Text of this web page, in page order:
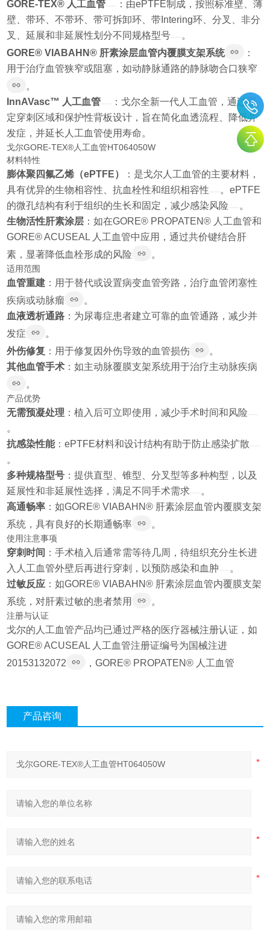
GORE-TEX® 人工血管
：由ePTFE制成，按照标准壁、薄
壁、带环、不带环、带可拆卸环、带Intering环、分叉、非分
叉、延展和非延展性划分不同规格型号
。
GORE® VIABAHN® 肝素涂层血管内覆膜支架系统
：
用于治疗血管狭窄或阻塞，如动静脉通路的静脉吻合口狭窄
。
InnAVasc™ 人工血管
：戈尔全新一代人工血管，通过固
定穿刺区域和保护性背板设计，旨在简化血透流程、降低并
发症，并延长人工血管使用寿命。
戈尔GORE-TEX®人工血管HT064050W
材料特性
膨体聚四氟乙烯（ePTFE）
：是戈尔人工血管的主要材料，
具有优异的生物相容性、抗血栓性和组织相容性
。ePTFE
的微孔结构有利于组织的生长和固定，减少感染风险
。
生物活性肝素涂层 ：如在GORE® PROPATEN® 人工血管和
GORE® ACUSEAL 人工血管中应用，通过共价键结合肝
素，显著降低血栓形成的风险
。
适用范围
血管重建 ：用于替代或设置病变血管旁路，治疗血管闭塞性
疾病或动脉瘤
。
血液透析通路 ：为尿毒症患者建立可靠的血管通路，减少并
发症
。
外伤修复 ：用于修复因外伤导致的血管损伤
。
其他血管手术 ：如主动脉覆膜支架系统用于治疗主动脉疾病
。
产品优势
无需预凝处理 ：植入后可立即使用，减少手术时间和风险
。
抗感染性能：ePTFE材料和设计结构有助于防止感染扩散
。
多种规格型号 ：提供直型、锥型、分叉型等多种构型，以及
延展性和非延展性选择，满足不同手术需求
。
高通畅率 ：如GORE® VIABAHN® 肝素涂层血管内覆膜支架
系统，具有良好的长期通畅率
。
使用注意事项
穿刺时间 ：手术植入后通常需等待几周，待组织充分生长进
入人工血管外壁后再进行穿刺，以预防感染和血肿
。
过敏反应 ：如GORE® VIABAHN® 肝素涂层血管内覆膜支架
系统，对肝素过敏的患者禁用
。
注册与认证
戈尔的人工血管产品均已通过严格的医疗器械注册认证，如
GORE® ACUSEAL 人工血管注册证编号为国械注进
20153132072
，GORE® PROPATEN® 人工血管
产品咨询